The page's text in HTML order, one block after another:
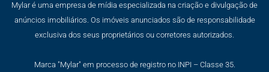
Mylar é uma empresa de mídia especializada na criação e divulgação de
anúncios imobiliários. Os imóveis anunciados são de responsabilidade
exclusiva dos seus proprietários ou corretores autorizados.
Marca "Mylar" em processo de registro no INPI – Classe 35.